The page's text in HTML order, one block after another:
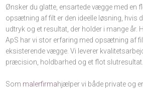
Ønsker du glatte, ensartede vægge med en
opsætning af filt er den ideelle løsning, hvis
udtryk og et resultat, der holder i mange år.
ApS har vi stor erfaring med opsætning af
eksisterende vægge. Vi leverer
præcision, holdbarhed og et flot slutresultat.
Som malerfirmahjælper vi både private og